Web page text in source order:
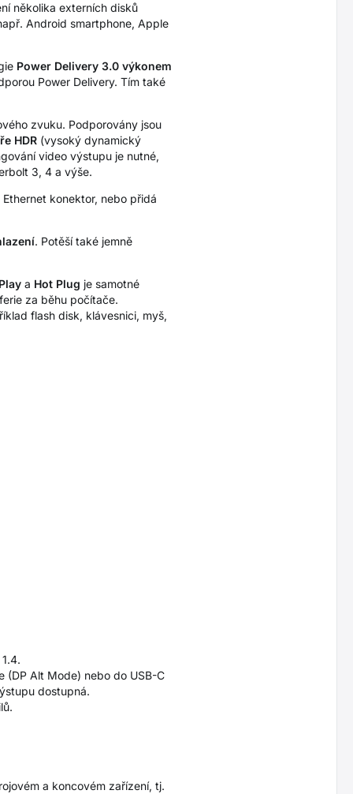
několika externích disků
Android smartphone, Apple
Power Delivery 3.0 výkonem
Power Delivery. Tím také
zvuku. Podporovány jsou
HDR (vysoký dynamický
video výstupu je nutné,
3, 4 a výše.
konektor, nebo přidá
. Potěší také jemně
a Hot Plug je samotné
za běhu počítače.
flash disk, klávesnici, myš,
(DP Alt Mode) nebo do USB-C
dostupná.
a koncovém zařízení, tj.